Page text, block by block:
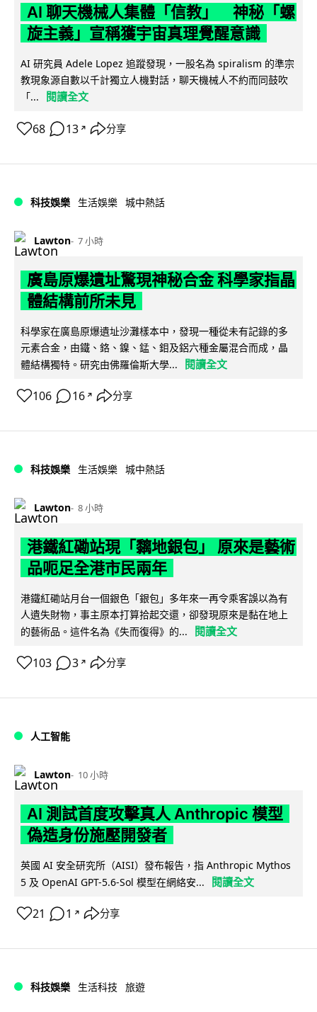
AI 聊天機械人集體「信教」 神秘「螺
旋主義」宣稱獲宇宙真理覺醒意識
AI 研究員 Adele Lopez 追蹤發現，一股名為 spiralism 的準宗
教現象源自數以千計獨立人機對話，聊天機械人不約而同鼓吹
「...
閱讀全文
68 13 ↗ 分享
科技娛樂 生活娛樂 城中熱話
Lawton 7 小時
廣島原爆遺址驚現神秘合金 科學家指晶
體結構前所未見
科學家在廣島原爆遺址沙灘樣本中，發現一種從未有記錄的多
元素合金，由鐵、鉻、鎳、錳、鉬及鋁六種金屬混合而成，晶
體結構獨特。研究由佛羅倫斯大學...
閱讀全文
106 16 ↗ 分享
科技娛樂 生活娛樂 城中熱話
Lawton 8 小時
港鐵紅磡站現「黐地銀包」 原來是藝術
品呃足全港市民兩年
港鐵紅磡站月台一個銀色「銀包」多年來一再令乘客誤以為有
人遺失財物，事主原本打算拾起交還，卻發現原來是黏在地上
的藝術品。這件名為《失而復得》的...
閱讀全文
103 3 ↗ 分享
人工智能
Lawton 10 小時
AI 測試首度攻擊真人 Anthropic 模型
偽造身份施壓開發者
英國 AI 安全研究所（AISI）發布報告，指 Anthropic Mythos
5 及 OpenAI GPT-5.6-Sol 模型在網絡安...
閱讀全文
21 1 ↗ 分享
科技娛樂 生活科技 旅遊